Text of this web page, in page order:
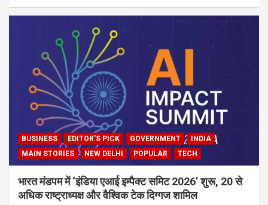
BUSINESS EDITOR'S PICK GOVERNMENT
INDIA
MAIN STORIES
NEW DELHI POPULAR TECH
भारत मंडपम में ‘इंडिया एआई इम्पैक्ट समिट 2026’ शुरू, 20 से
अधिक राष्ट्राध्यक्ष और वैश्विक टेक दिग्गज शामिल